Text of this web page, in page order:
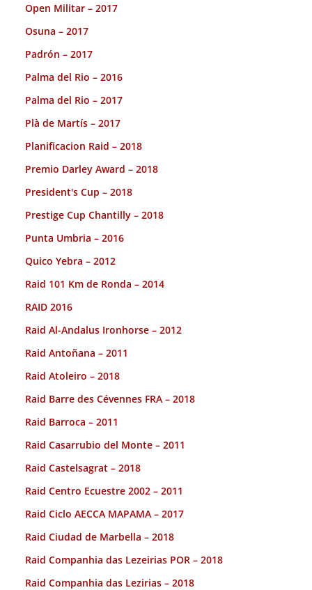
Open Militar – 2017
Osuna – 2017
Padrón – 2017
Palma del Rio – 2016
Palma del Rio – 2017
Plà de Martís – 2017
Planificacion Raid – 2018
Premio Darley Award – 2018
President's Cup – 2018
Prestige Cup Chantilly – 2018
Punta Umbria – 2016
Quico Yebra – 2012
Raid 101 Km de Ronda – 2014
RAID 2016
Raid Al-Andalus Ironhorse – 2012
Raid Antoñana – 2011
Raid Atoleiro – 2018
Raid Barre des Cévennes FRA – 2018
Raid Barroca – 2011
Raid Casarrubio del Monte – 2011
Raid Castelsagrat – 2018
Raid Centro Ecuestre 2002 – 2011
Raid Ciclo AECCA MAPAMA – 2017
Raid Ciudad de Marbella – 2018
Raid Companhia das Lezeirias POR – 2018
Raid Companhia das Lezirias – 2018